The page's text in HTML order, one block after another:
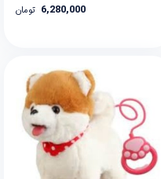
6,280,000 تومان